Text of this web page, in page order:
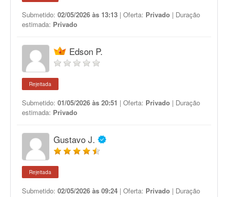
Submetido: 02/05/2026 às 13:13 | Oferta: Privado | Duração
estimada: Privado
Edson P.
Rejeitada
Submetido: 01/05/2026 às 20:51 | Oferta: Privado | Duração
estimada: Privado
Gustavo J.
Rejeitada
Submetido: 02/05/2026 às 09:24 | Oferta: Privado | Duração